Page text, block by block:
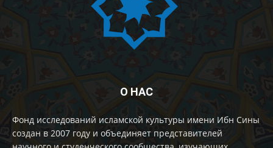
О НАС
Фонд исследований исламской культуры имени Ибн Сины
создан в 2007 году и объединяет представителей